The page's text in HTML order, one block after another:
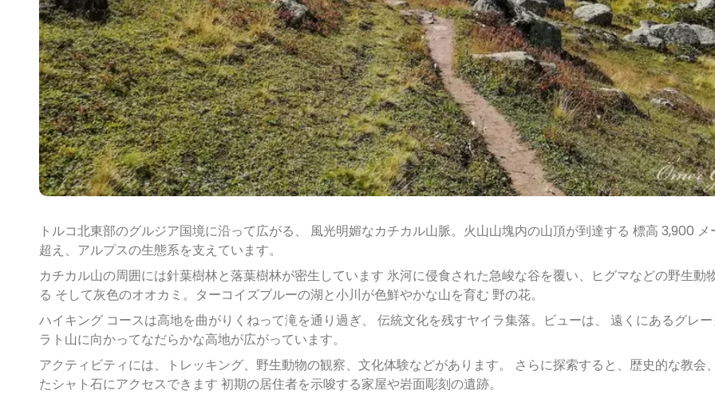
トルコ北東部のグルジア国境に沿って広がる、 風光明媚なカチカル山脈。火山山塊内の山頂が到達する 標高 3,900 メ
超え、アルプスの生態系を支えています。
カチカル山の周囲には針葉樹林と落葉樹林が密生しています 氷河に侵食された急峻な谷を覆い、ヒグマなどの野生動
る そして灰色のオオカミ。ターコイズブルーの湖と小川が色鮮やかな山を育む 野の花。
ハイキング コースは高地を曲がりくねって滝を通り過ぎ、 伝統文化を残すヤイラ集落。ビューは、 遠くにあるグレ
ラト山に向かってなだらかな高地が広がっています。
アクティビティには、トレッキング、野生動物の観察、文化体験などがあります。 さらに探索すると、歴史的な教会
たシャト石にアクセスできます 初期の居住者を示唆する家屋や岩面彫刻の遺跡。